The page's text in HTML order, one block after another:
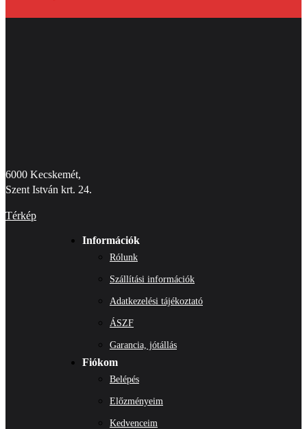
6000 Kecskemét,
Szent István krt. 24.
Térkép
Információk
Rólunk
Szállítási információk
Adatkezelési tájékoztató
ÁSZF
Garancia, jótállás
Fiókom
Belépés
Előzményeim
Kedvenceim